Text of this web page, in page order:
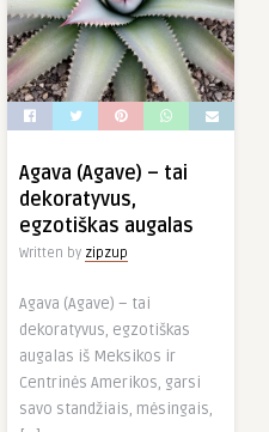
Agava (Agave) – tai
dekoratyvus,
egzotiškas augalas
Written by zipzup
Agava (Agave) – tai
dekoratyvus, egzotiškas
augalas iš Meksikos ir
Centrinės Amerikos, garsi
savo standžiais, mėsingais,